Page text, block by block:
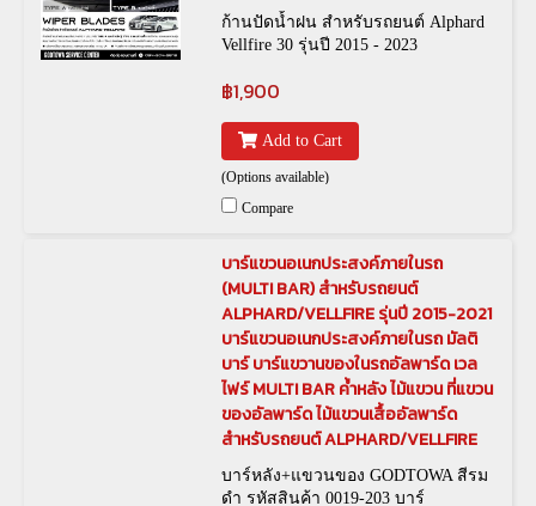
ก้านปัดน้ำฝน สำหรับรถยนต์ Alphard
Vellfire 30 รุ่นปี 2015 - 2023
฿1,900
Add to Cart
(Options available)
Compare
บาร์แขวนอเนกประสงค์ภายในรถ
(MULTI BAR) สำหรับรถยนต์
ALPHARD/VELLFIRE รุ่นปี 2015-2021
บาร์แขวนอเนกประสงค์ภายในรถ มัลติ
บาร์ บาร์แขวานของในรถอัลพาร์ด เวล
ไฟร์ MULTI BAR ค้ำหลัง ไม้แขวน ที่แขวน
ของอัลพาร์ด ไม้แขวนเสื้ออัลพาร์ด
สำหรับรถยนต์ ALPHARD/VELLFIRE
บาร์หลัง+แขวนของ GODTOWA สีรม
ดำ รหัสสินค้า 0019-203 บาร์